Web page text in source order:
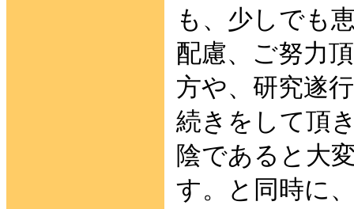
も、少しでも
配慮、ご努力
方や、研究遂
続きをして頂
陰であると大
す。と同時に